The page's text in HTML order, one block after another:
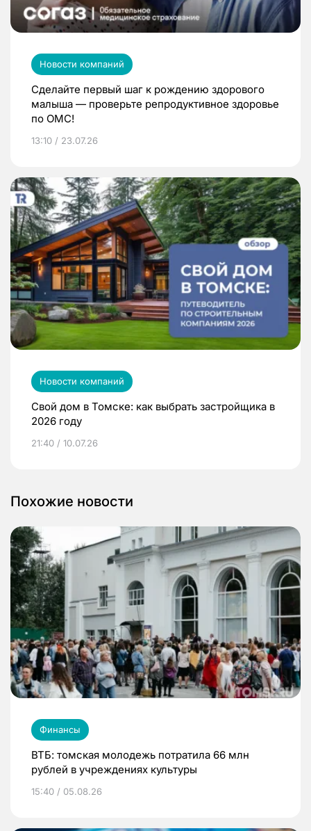
Новости компаний
Сделайте первый шаг к рождению здорового
малыша — проверьте репродуктивное здоровье
по ОМС!
13:10 / 23.07.26
Новости компаний
Свой дом в Томске: как выбрать застройщика в
2026 году
21:40 / 10.07.26
Похожие новости
Финансы
ВТБ: томская молодежь потратила 66 млн
рублей в учреждениях культуры
15:40 / 05.08.26